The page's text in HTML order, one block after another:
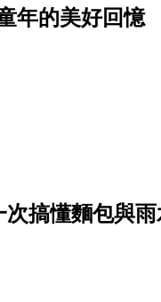
年的美好回憶
搞懂麵包與雨